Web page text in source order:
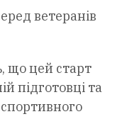
ветеранів
що цей старт
підготовці та